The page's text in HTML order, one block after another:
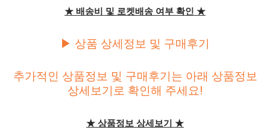
★ 배송비 및 로켓배송 여부 확인 ★
▶ 상품 상세정보 및 구매후기
추가적인 상품정보 및 구매후기는 아래 상품정보
상세보기로 확인해 주세요!
★ 상품정보 상세보기 ★